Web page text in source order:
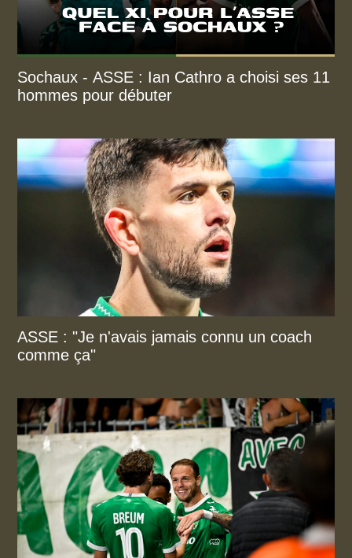
Sochaux - ASSE : Ian Cathro a choisi ses 11
hommes pour débuter
ASSE : "Je n'avais jamais connu un coach
comme ça"